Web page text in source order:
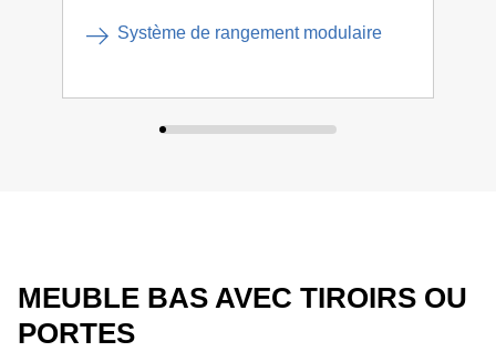
Système de rangement modulaire
MEUBLE BAS AVEC TIROIRS OU
PORTES